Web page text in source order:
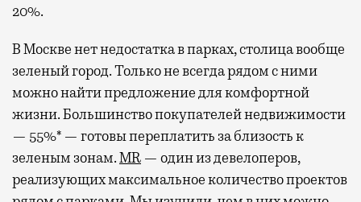
20%.
В Москве нет недостатка в парках, столица вообще
зеленый город. Только не всегда рядом с ними
можно найти предложение для комфортной
жизни. Большинство покупателей недвижимости
— 55%* — готовы переплатить за близость к
зеленым зонам.MR — один из девелоперов,
реализующих максимальное количество проектов